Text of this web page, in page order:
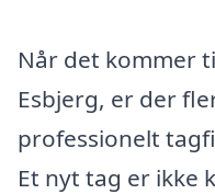
Når det kommer
Esbjerg, er der
professionelt
Et nyt tag er ikke